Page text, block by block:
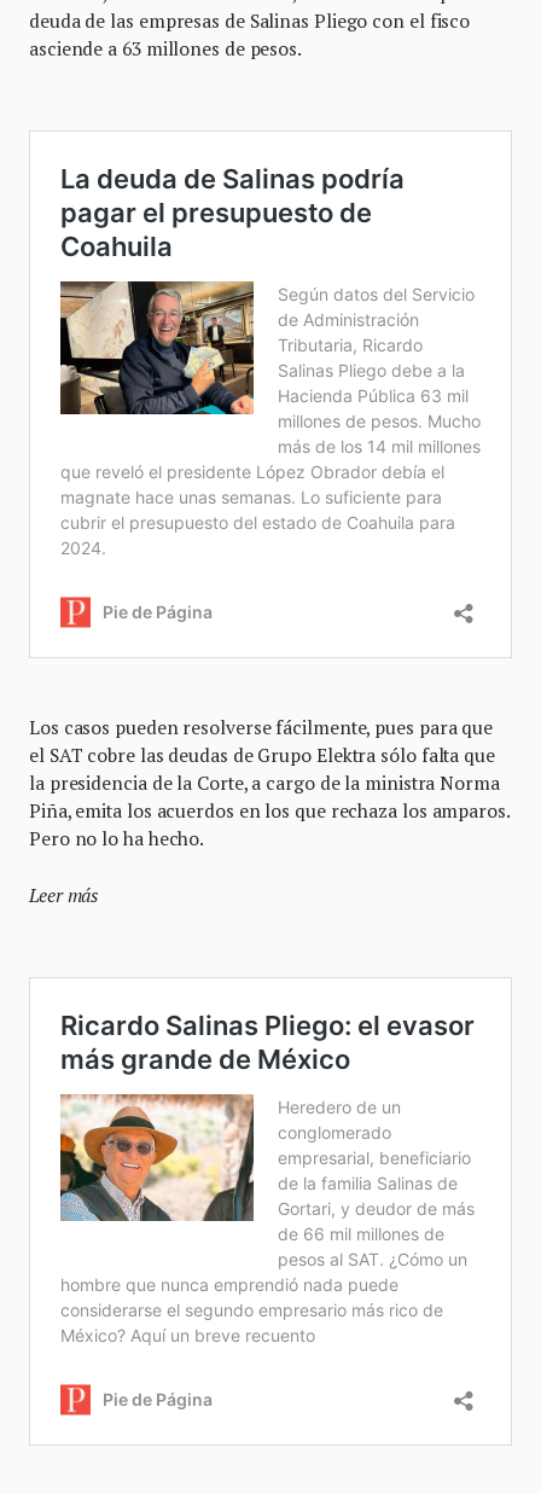
deuda de las empresas de Salinas Pliego con el fisco
asciende a 63 millones de pesos.
Los casos pueden resolverse fácilmente, pues para que
el SAT cobre las deudas de Grupo Elektra sólo falta que
la presidencia de la Corte, a cargo de la ministra Norma
Piña, emita los acuerdos en los que rechaza los amparos.
Pero no lo ha hecho.
Leer más